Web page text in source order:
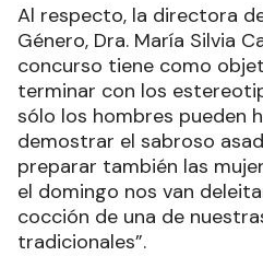
Al respecto, la directora
Género, Dra. María Silvia
concurso tiene como
terminar con los
sólo los hombres pueden
demostrar el sabroso
preparar también las
el domingo nos van
cocción de una de
tradicionales”.